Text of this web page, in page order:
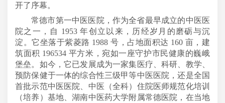
开了序幕。
常德市第一中医医院，作为全省最早成立的中医医
院之一，自 1953 年创立以来，历经岁月的磨砺与沉
淀。它坐落于紫菱路 1988 号，占地面积达 160 亩，建
筑面积 196534 平方米，宛如一座守护市民健康的巍峨
堡垒。如今，它已发展成为一家集医疗、科研、教学、
预防保健于一体的综合性三级甲等中医医院，还是全国
首批示范中医医院、中医（全科）住院医师规范化培训
（培养）基地、湖南中医药大学附属常德医院，在当地